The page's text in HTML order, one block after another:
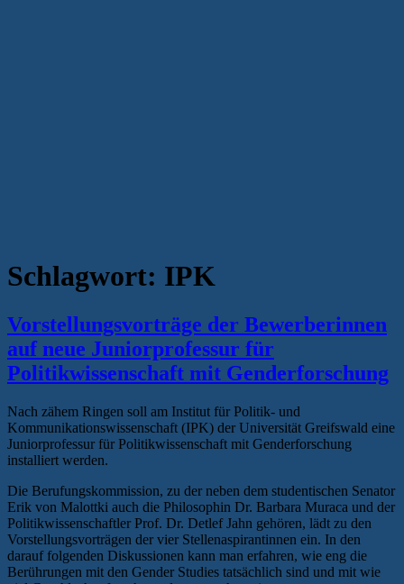
Schlagwort: IPK
Vorstellungsvorträge der Bewerberinnen
auf neue Juniorprofessur für
Politikwissenschaft mit Genderforschung
Nach zähem Ringen soll am Institut für Politik- und
Kommunikationswissenschaft (IPK) der Universität Greifswald eine
Juniorprofessur für Politikwissenschaft mit Genderforschung
installiert werden.
Die Berufungskommission, zu der neben dem studentischen Senator
Erik von Malottki auch die Philosophin Dr. Barbara Muraca und der
Politikwissenschaftler Prof. Dr. Detlef Jahn gehören, lädt zu den
Vorstellungsvorträgen der vier Stellenaspirantinnen ein. In den
darauf folgenden Diskussionen kann man erfahren, wie eng die
Berührungen mit den Gender Studies tatsächlich sind und mit wie